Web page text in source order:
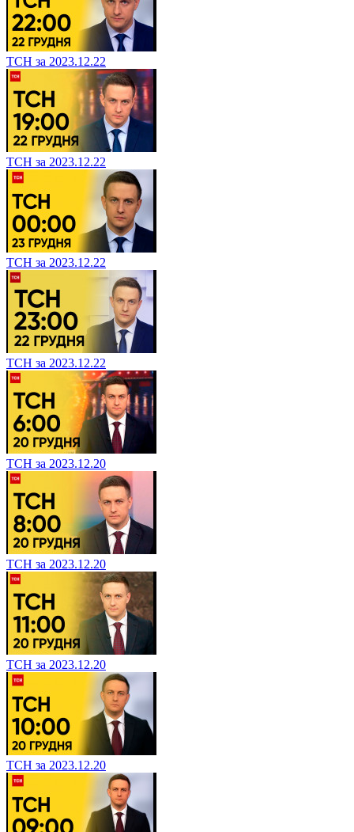
ТСН за 2023.12.22
ТСН за 2023.12.22
ТСН за 2023.12.22
ТСН за 2023.12.22
ТСН за 2023.12.20
ТСН за 2023.12.20
ТСН за 2023.12.20
ТСН за 2023.12.20